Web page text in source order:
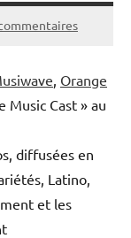
Orange
Music Cast » au
diffusées en
Latino,
et les